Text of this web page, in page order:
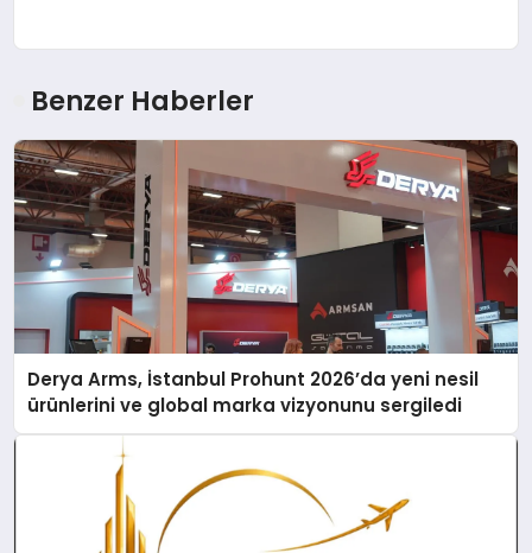
Benzer Haberler
Derya Arms, İstanbul Prohunt 2026’da yeni nesil
ürünlerini ve global marka vizyonunu sergiledi